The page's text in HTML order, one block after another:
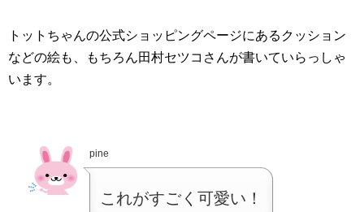
トットちゃんの公式ショッピングページにあるクッション
などの絵も、もちろん田村セツコさんが書いていらっしゃ
います。
pine
これがすごく可愛い！